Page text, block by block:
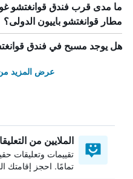
ما مدى قرب فندق قوانغتشو
مطار قوانغتشو باييون الدولى؟
هل يوجد مسبح في فندق
عرض المزيد من
الملايين من
تقييمات وتعليقات
تمامًا. احجز إقامتك